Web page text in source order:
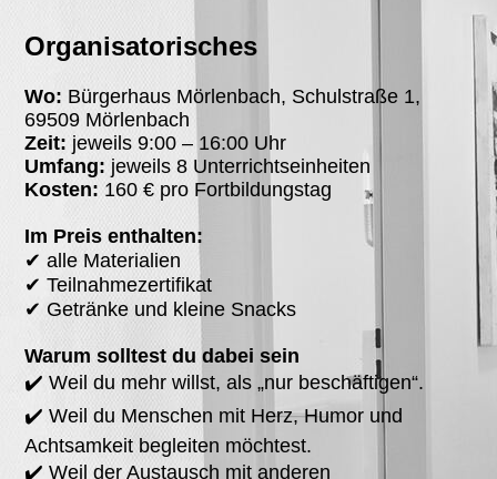
Organisatorisches
Wo: Bürgerhaus Mörlenbach, Schulstraße 1,
69509 Mörlenbach
Zeit: jeweils 9:00 – 16:00 Uhr
Umfang: jeweils 8 Unterrichtseinheiten
Kosten: 160 € pro Fortbildungstag
Im Preis enthalten:
✔ alle Materialien
✔ Teilnahmezertifikat
✔ Getränke und kleine Snacks
Warum solltest du dabei sein
✔️ Weil du mehr willst, als „nur beschäftigen“.
✔️ Weil du Menschen mit Herz, Humor und
Achtsamkeit begleiten möchtest.
✔️ Weil der Austausch mit anderen